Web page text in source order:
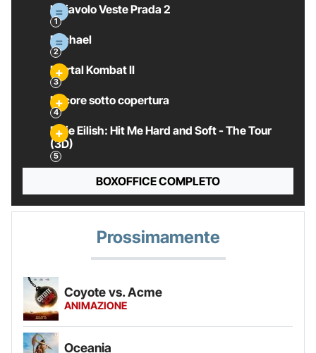
Il Diavolo Veste Prada 2
Michael
Mortal Kombat II
Pecore sotto copertura
Billie Eilish: Hit Me Hard and Soft - The Tour
(3D)
BOXOFFICE COMPLETO
Prossimamente
Coyote vs. Acme
ANIMAZIONE
Oceania